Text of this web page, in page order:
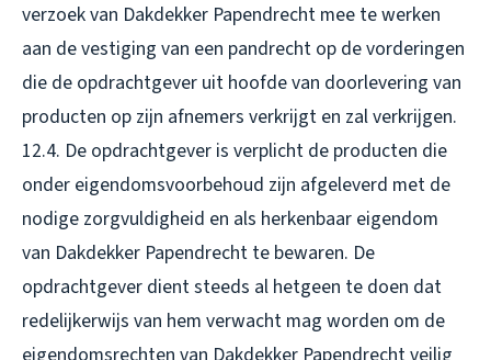
verzoek van Dakdekker Papendrecht mee te werken
aan de vestiging van een pandrecht op de vorderingen
die de opdrachtgever uit hoofde van doorlevering van
producten op zijn afnemers verkrijgt en zal verkrijgen.
12.4. De opdrachtgever is verplicht de producten die
onder eigendomsvoorbehoud zijn afgeleverd met de
nodige zorgvuldigheid en als herkenbaar eigendom
van Dakdekker Papendrecht te bewaren. De
opdrachtgever dient steeds al hetgeen te doen dat
redelijkerwijs van hem verwacht mag worden om de